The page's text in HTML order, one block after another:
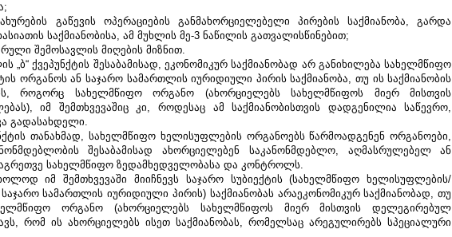
გაწევის ოპერაციების განმახორციელებელი პირების საქმიანობა, გარდა
საქმიანობისა, ამ მუხლის მე-3 ნაწილის გათვალისწინებით;
შემოსავლის მიღების მიზნით.
„ბ“ ქვეპუნქტის შესაბამისად, ეკონომიკურ საქმიანობად არ განიხილება სახელმწიფო
ორგანოს ან საჯარო სამართლის იურიდიული პირის საქმიანობა, თუ ის საქმიანობის
როგორც სახელმწიფო ორგანო (ახორციელებს სახელმწიფოს მიერ მისთვის
იმ შემთხვევაშიც კი, როდესაც ამ საქმიანობისთვის დადგენილია საწევრო,
გადასახდელი.
თანახმად, სახელმწიფო ხელისუფლების ორგანოებს წარმოადგენენ ორგანოები,
შესაბამისად ახორციელებენ საკანონმდებლო, აღმასრულებელ ან
სახელმწიფო ზედამხედველობასა და კონტროლს.
იმ შემთხვევაში მიიჩნევს საჯარო სუბიექტის (სახელმწიფო ხელისუფლების/
სამართლის იურიდიული პირის) საქმიანობას არაეკონომიკურ საქმიანობად, თუ
ორგანო (ახორციელებს სახელმწიფოს მიერ მისთვის დელეგირებულ
რომ ის ახორციელებს ისეთ საქმიანობას, რომელსაც არეგულირებს სპეციალური